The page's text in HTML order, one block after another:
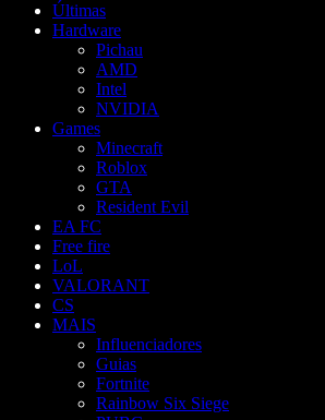
Últimas
Hardware
Pichau
AMD
Intel
NVIDIA
Games
Minecraft
Roblox
GTA
Resident Evil
EA FC
Free fire
LoL
VALORANT
CS
MAIS
Influenciadores
Guias
Fortnite
Rainbow Six Siege